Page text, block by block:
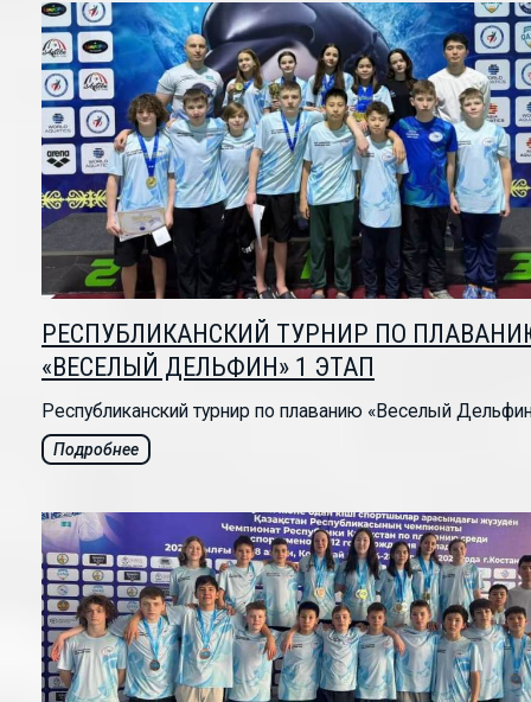
РЕСПУБЛИКАНСКИЙ ТУРНИР ПО
«ВЕСЕЛЫЙ ДЕЛЬФИН» 1 ЭТАП
Республиканский турнир по плаванию «Веселый
Подробнее